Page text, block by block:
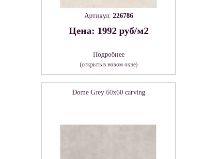
Артикул: 226786
Цена: 1992 руб/м2
Подробнее
(открыть в новом окне)
Dome Grey 60х60 carving